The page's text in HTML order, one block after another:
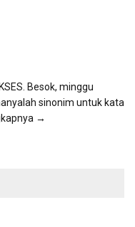
Besok, minggu
sinonim untuk kata
→